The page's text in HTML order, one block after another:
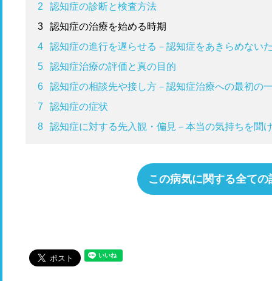
2
認知症の診断と検査方法
3
認知症の治療を始める時期
4
認知症の進行を遅らせる－認知症をあきらめない
5
認知症治療の評価と真の目的
6
認知症の相談先や接し方－認知症治療への最初の
7
認知症の症状
8
認知症に対する先入観・偏見－本当の気持ちを聞
この病気に関する全て